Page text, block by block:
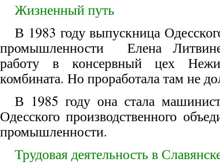
Жизненный путь
В 1983 году выпускница
промышленности Елена
работу в консервный цех
комбината. Но проработала там не
В 1985 году она стала
Одесского производственного
промышленности.
Трудовая деятельность в